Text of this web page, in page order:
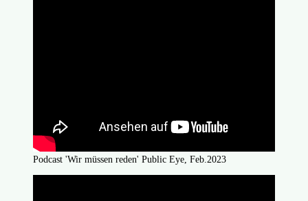
Podcast 'Wir müssen reden' Public Eye, Feb.2023